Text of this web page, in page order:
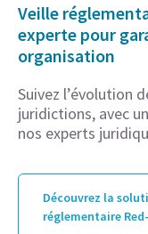
Veille
experte pour
organisation
Suivez l’évolution
juridictions, avec
nos experts
Découvrez la
réglementaire